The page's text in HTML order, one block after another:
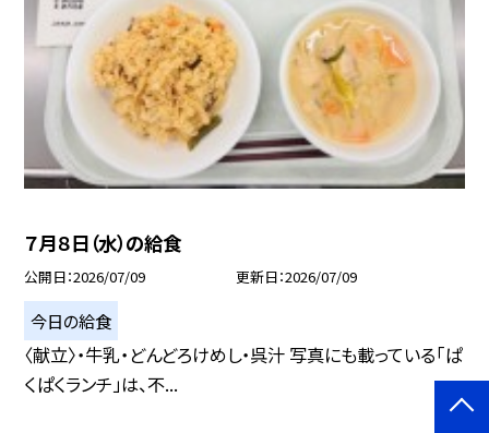
７月８日（水）の給食
公開日 2026/07/09 更新日 2026/07/09
今日の給食
〈献立〉・牛乳・どんどろけめし・呉汁 写真にも載っている「ぱ
くぱくランチ」は、不...